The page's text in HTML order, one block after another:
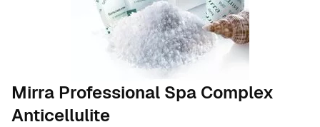
Mirra Professional Spa Complex
Anticellulite